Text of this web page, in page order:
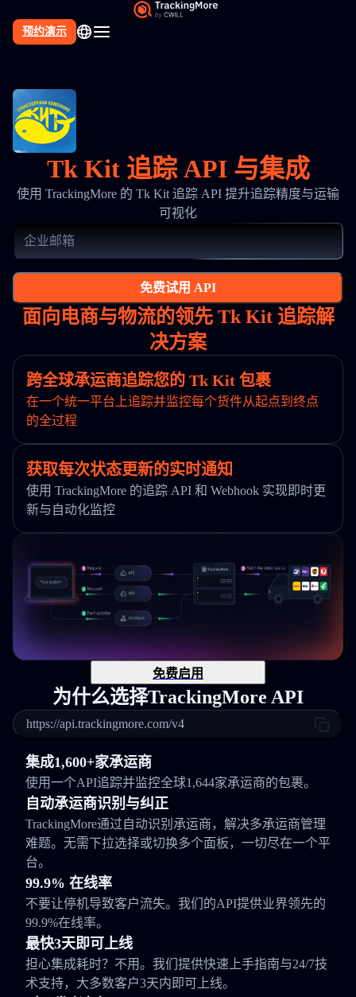
预约演示
Tk Kit 追踪 API 与集成
使用 TrackingMore 的 Tk Kit 追踪 API 提升追踪精度与运输
可视化
免费试用 API
面向电商与物流的领先 Tk Kit 追踪解
决方案
跨全球承运商追踪您的 Tk Kit 包裹
在一个统一平台上追踪并监控每个货件从起点到终点
的全过程
获取每次状态更新的实时通知
使用 TrackingMore 的追踪 API 和 Webhook 实现即时更
新与自动化监控
免费启用
为什么选择TrackingMore API
https://api.trackingmore.com/v4
集成1,600+家承运商
使用一个API追踪并监控全球1,644家承运商的包裹。
自动承运商识别与纠正
TrackingMore通过自动识别承运商，解决多承运商管理
难题。无需下拉选择或切换多个面板，一切尽在一个平
台。
99.9% 在线率
不要让停机导致客户流失。我们的API提供业界领先的
99.9%在线率。
最快3天即可上线
担心集成耗时？不用。我们提供快速上手指南与24/7技
术支持，大多数客户3天内即可上线。